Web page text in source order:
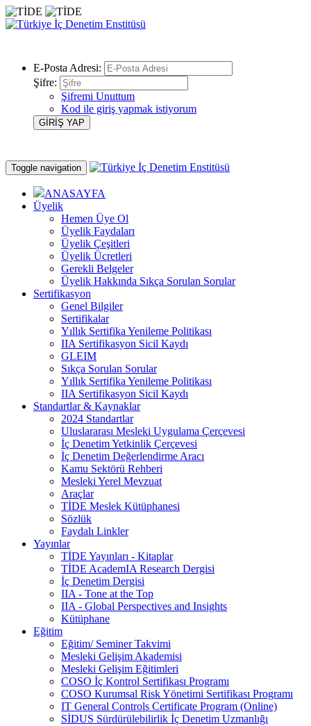
E-Posta Adresi:
Şifre:
Şifremi Unuttum
Kod ile giriş yapmak istiyorum
Toggle navigation
ANASAYFA
Üyelik
Hemen Üye Ol
Üyelik Faydaları
Üyelik Çeşitleri
Üyelik Ücretleri
Gerekli Belgeler
Üyelik Hakkında Sıkça Sorulan Sorular
Sertifikasyon
Genel Bilgiler
Sertifikalar
Yıllık Sertifika Yenileme Politikası
IIA Sertifikasyon Sicil Kaydı
GLEIM
Sıkça Sorulan Sorular
Yıllık Sertifika Yenileme Politikası
IIA Sertifikasyon Sicil Kaydı
Standartlar & Kaynaklar
2024 Standartlar
Uluslararası Mesleki Uygulama Çerçevesi
İç Denetim Yetkinlik Çerçevesi
İç Denetim Değerlendirme Aracı
Kamu Sektörü Rehberi
Mesleki Yerel Mevzuat
Araçlar
TİDE Meslek Kütüphanesi
Sözlük
Faydalı Linkler
Yayınlar
TİDE Yayınları - Kitaplar
TİDE AcademIA Research Dergisi
İç Denetim Dergisi
IIA - Tone at the Top
IIA - Global Perspectives and Insights
Kütüphane
Eğitim
Eğitim/ Seminer Takvimi
Mesleki Gelişim Akademisi
Mesleki Gelişim Eğitimleri
COSO İç Kontrol Sertifikası Programı
COSO Kurumsal Risk Yönetimi Sertifikası Programı
IT General Controls Certificate Program (Online)
SİDUS Sürdürülebilirlik İç Denetim Uzmanlığı